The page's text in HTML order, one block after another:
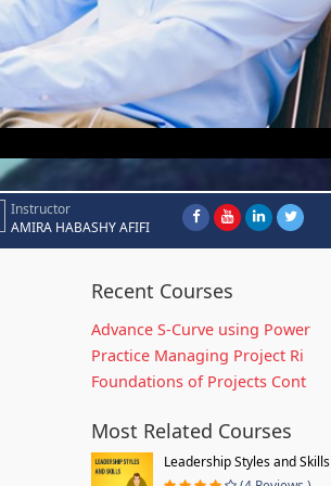
Instructor
AMIRA HABASHY AFIFI
Recent Courses
Advance S-Curve using Power
Practice Managing Project Ri
Foundations of Projects Cont
Most Related Courses
Leadership Styles and Skills